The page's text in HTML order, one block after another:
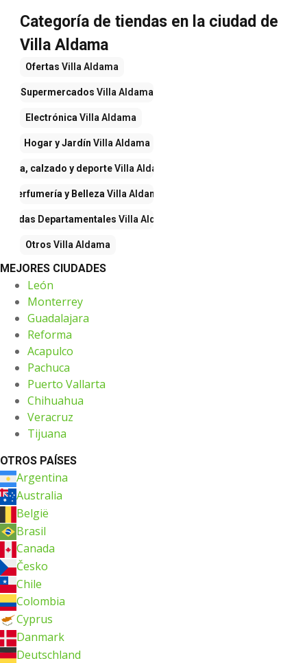
Categoría de tiendas en la ciudad de
Villa Aldama
Ofertas Villa Aldama
Supermercados Villa Aldama
ElectrónicaVilla Aldama
Hogar y Jardín Villa Aldama
Ropa, calzado y deporteVilla Aldama
Perfumería y BellezaVilla Aldama
Departamentales Villa Aldama
Otros Villa Aldama
MEJORES CIUDADES
León
Monterrey
Guadalajara
Reforma
Acapulco
Pachuca
Puerto Vallarta
Chihuahua
Veracruz
Tijuana
OTROS PAÍSES
Argentina
Australia
België
Brasil
Canada
Česko
Chile
Colombia
Cyprus
Danmark
Deutschland